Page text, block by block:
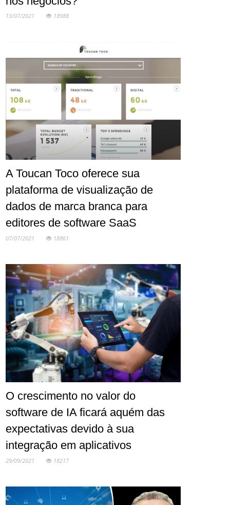
13/07/2021 18988
A Toucan Toco oferece sua
plataforma de visualização de
dados de marca branca para
editores de software SaaS
07/07/2021 18861
O crescimento no valor do
software de IA ficará aquém das
expectativas devido à sua
integração em aplicativos
29/09/2021 18217